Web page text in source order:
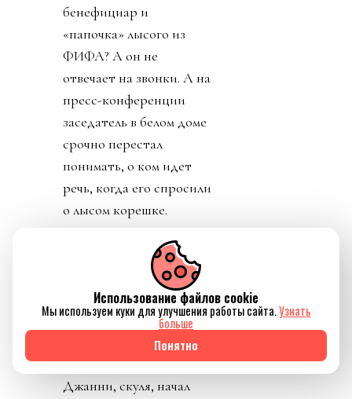
бенефициар и
«папочка» лысого из
ФИФА? А он не
отвечает на звонки. А на
пресс-конференции
заседатель в белом доме
срочно перестал
понимать, о ком идет
речь, когда его спросили
о лысом корешке.
дон заявил, что не
разговаривал с
Инфантино. Лишенный
благословения патрона,
скукожившийся до
размеров Волдеморта,
Джанни, скуля, начал
Использование файлов cookie
Мы используем куки для улучшения работы сайта.Узнать
больше
Понятно